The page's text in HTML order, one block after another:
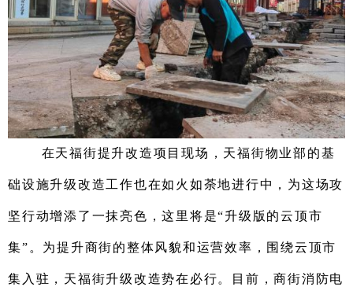
在天福街提升改造项目现场， 天福街物业部的基
础设施升级改造工作也在如火如荼地进行中，为这场攻
坚行动增添了 一抹亮色 ，这里将是“升级版 的云顶市
集” 。 为提升商街的整体风貌和运营效率， 围绕云顶市
集入驻， 天福街升级改造势在必行。 目前，商街消防电